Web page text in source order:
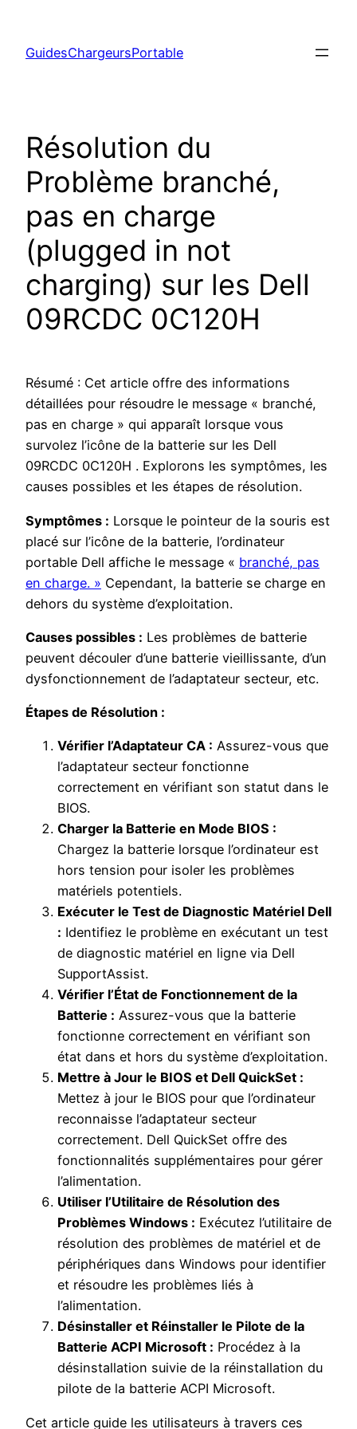
contenu
GuidesChargeursPortable
Résolution du
Problème branché,
pas en charge
(plugged in not
charging) sur les Dell
09RCDC 0C120H
Résumé : Cet article offre des informations
détaillées pour résoudre le message « branché,
pas en charge » qui apparaît lorsque vous
survolez l’icône de la batterie sur les Dell
09RCDC 0C120H . Explorons les symptômes, les
causes possibles et les étapes de résolution.
Symptômes : Lorsque le pointeur de la souris est
placé sur l’icône de la batterie, l’ordinateur
portable Dell affiche le message « branché, pas
en charge. » Cependant, la batterie se charge en
dehors du système d’exploitation.
Causes possibles : Les problèmes de batterie
peuvent découler d’une batterie vieillissante, d’un
dysfonctionnement de l’adaptateur secteur, etc.
Étapes de Résolution :
Vérifier l’Adaptateur CA : Assurez-vous que
l’adaptateur secteur fonctionne
correctement en vérifiant son statut dans le
BIOS.
Charger la Batterie en Mode BIOS :
Chargez la batterie lorsque l’ordinateur est
hors tension pour isoler les problèmes
matériels potentiels.
Exécuter le Test de Diagnostic Matériel Dell
: Identifiez le problème en exécutant un test
de diagnostic matériel en ligne via Dell
SupportAssist.
Vérifier l’État de Fonctionnement de la
Batterie : Assurez-vous que la batterie
fonctionne correctement en vérifiant son
état dans et hors du système d’exploitation.
Mettre à Jour le BIOS et Dell QuickSet :
Mettez à jour le BIOS pour que l’ordinateur
reconnaisse l’adaptateur secteur
correctement. Dell QuickSet offre des
fonctionnalités supplémentaires pour gérer
l’alimentation.
Utiliser l’Utilitaire de Résolution des
Problèmes Windows : Exécutez l’utilitaire de
résolution des problèmes de matériel et de
périphériques dans Windows pour identifier
et résoudre les problèmes liés à
l’alimentation.
Désinstaller et Réinstaller le Pilote de la
Batterie ACPI Microsoft : Procédez à la
désinstallation suivie de la réinstallation du
pilote de la batterie ACPI Microsoft.
Cet article guide les utilisateurs à travers ces